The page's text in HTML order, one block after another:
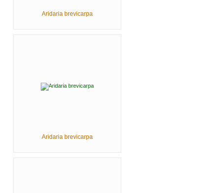
Aridaria brevicarpa
Aridaria brevicarpa